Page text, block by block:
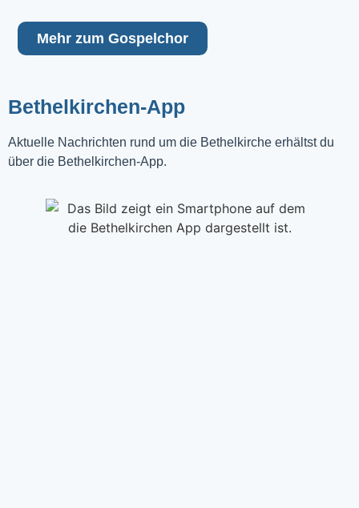
Mehr zum Gospelchor
Bethelkirchen-App
Aktuelle Nachrichten rund um die Bethelkirche erhältst du
über die Bethelkirchen-App.